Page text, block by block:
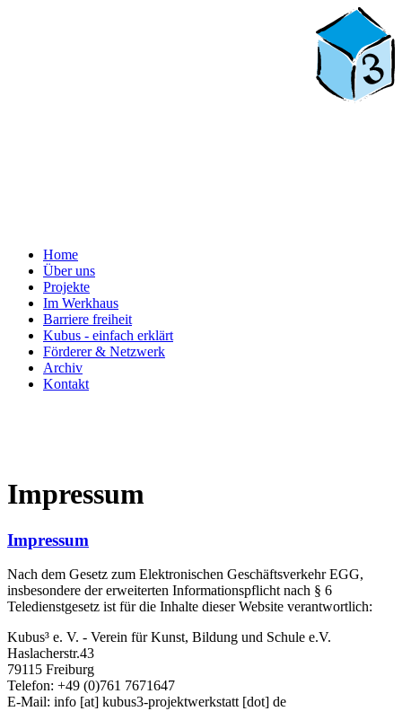
Home
Über uns
Projekte
Im Werkhaus
Barriere freiheit
Kubus - einfach erklärt
Förderer & Netzwerk
Archiv
Kontakt
Impressum
Impressum
Nach dem Gesetz zum Elektronischen Geschäftsverkehr EGG,
insbesondere der erweiterten Informationspflicht nach § 6
Teledienstgesetz ist für die Inhalte dieser Website verantwortlich:
Kubus³ e. V. - Verein für Kunst, Bildung und Schule e.V.
Haslacherstr.43
79115 Freiburg
Telefon: +49 (0)761 7671647
E-Mail: info [at] kubus3-projektwerkstatt [dot] de